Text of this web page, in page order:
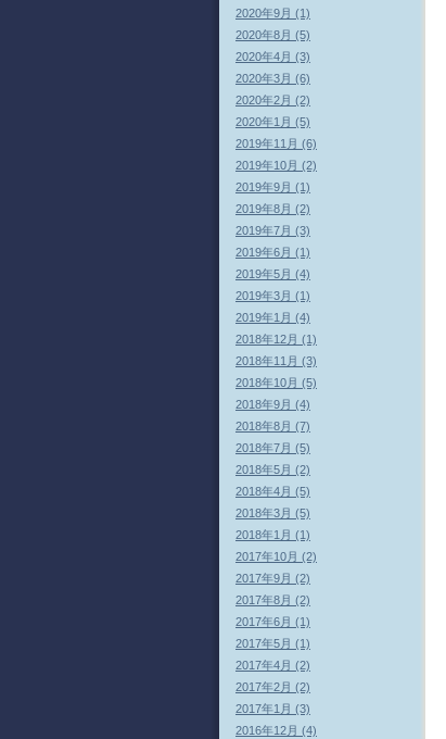
2020年9月 (1)
2020年8月 (5)
2020年4月 (3)
2020年3月 (6)
2020年2月 (2)
2020年1月 (5)
2019年11月 (6)
2019年10月 (2)
2019年9月 (1)
2019年8月 (2)
2019年7月 (3)
2019年6月 (1)
2019年5月 (4)
2019年3月 (1)
2019年1月 (4)
2018年12月 (1)
2018年11月 (3)
2018年10月 (5)
2018年9月 (4)
2018年8月 (7)
2018年7月 (5)
2018年5月 (2)
2018年4月 (5)
2018年3月 (5)
2018年1月 (1)
2017年10月 (2)
2017年9月 (2)
2017年8月 (2)
2017年6月 (1)
2017年5月 (1)
2017年4月 (2)
2017年2月 (2)
2017年1月 (3)
2016年12月 (4)